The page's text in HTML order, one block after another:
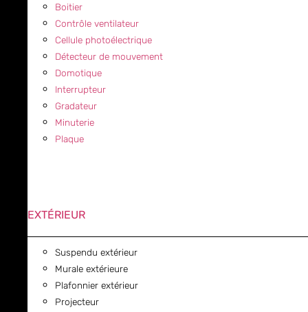
Boitier
Contrôle ventilateur
Cellule photoélectrique
Détecteur de mouvement
Domotique
Interrupteur
Gradateur
Minuterie
Plaque
EXTÉRIEUR
Suspendu extérieur
Murale extérieure
Plafonnier extérieur
Projecteur